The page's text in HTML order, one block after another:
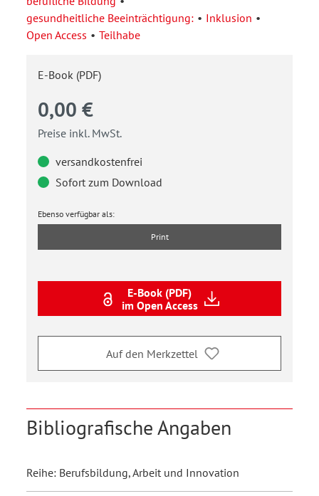
gesundheitliche Beeinträchtigung:
Inklusion
Open Access
Teilhabe
E-Book (PDF)
0,00 €
Preise inkl. MwSt.
versandkostenfrei
Sofort zum Download
Ebenso verfügbar als:
Print
E-Book (PDF)
im Open Access
Auf den Merkzettel
Bibliografische Angaben
Reihe: Berufsbildung, Arbeit und Innovation